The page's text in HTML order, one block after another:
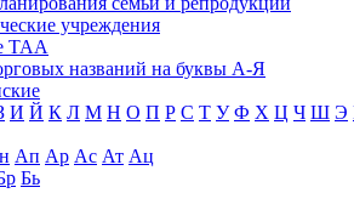
учреждения
ТАА
названий на буквы А-Я
И Й К Л М Н О П Р С Т У Ф Х Ц Ч Ш Э
Ап Ар Ас Ат Ац
Бь